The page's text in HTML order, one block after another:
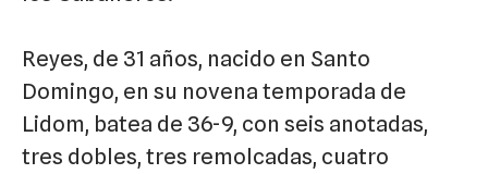
Reyes, de 31 años, nacido en Santo
Domingo, en su novena temporada de
Lidom, batea de 36-9, con seis anotadas,
tres dobles, tres remolcadas, cuatro